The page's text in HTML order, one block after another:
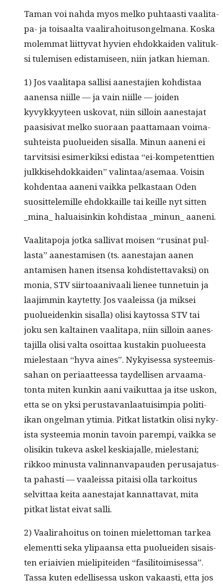
Taman voi nah­da myos melko puh­taasti vaal­i­ta­
pa- ja toisaal­ta vaali­ra­hoi­tu­songel­mana. Kos­ka
molem­mat liit­ty­vat hyvien ehdokkaiden val­i­tuk­
si tulemisen edis­tamiseen, niin jatkan hieman.
1) Jos vaal­i­ta­pa sal­lisi aanes­ta­jien kohdis­taa
aanen­sa niille — ja vain niille — joiden
kyvykkyy­teen usko­vat, niin sil­loin aanes­ta­jat
paa­si­si­vat melko suo­raan paat­ta­maan voima­
suhteista puoluei­den sisal­la. Min­un aaneni ei
tarvit­sisi esimerkik­si edis­taa “ei-kom­pe­tent­tien
julkkise­hdokkaiden” valintaa/asemaa. Voisin
kohden­taa aaneni vaik­ka pelka­s­taan Oden
suosit­telemille ehdokkaille tai keille nyt sit­ten
_mina_ halu­aisinkin kohdis­taa _minun_ aaneni.
Vaal­i­tapo­ja jot­ka sal­li­vat moi­sen “rusi­nat pul­
las­ta” aanes­tamisen (ts. aanes­ta­jan aanen
antamisen hanen itsen­sa kohdis­tet­tavak­si) on
monia, STV siir­toaani­vaali lie­nee tun­ne­tu­in ja
laa­jim­min kaytet­ty. Jos vaaleis­sa (ja mik­sei
puoluei­denkin sisal­la) olisi kay­tossa STV tai
joku sen kaltainen vaal­i­ta­pa, niin sil­loin aanes­
ta­jil­la olisi val­ta osoit­taa kus­takin puolueesta
mielestaan “hyva aines”. Nykyises­sa sys­tee­mis­
sa­han on peri­aat­teessa tay­del­lisen arvaam­a­
ton­ta miten kunkin aani vaikut­taa ja itse uskon,
etta se on yksi perus­ta­van­laa­tu­isimpia poli­ti­
ikan ongel­man ytimia. Pitkat lis­tatkin olisi nyky­
ista sys­teemia monin tavoin parem­pi, vaik­ka se
olisikin tuke­va askel keski­a­jalle, mielestani;
rikkoo minus­ta valin­nan­va­pau­den perusa­ja­tus­
ta pahasti — vaaleis­sa pitaisi olla tarkoi­tus
selvit­taa kei­ta aanes­ta­jat kan­nat­ta­vat, mita
pitkat lis­tat eivat salli.
2) Vaali­ra­hoi­tus on toinen mielet­toman tarkea
ele­ment­ti seka yli­paansa etta puoluei­den sisais­
ten eri­aivien mielip­itei­den “fasil­i­toimises­sa”.
Tas­sa kuten edel­lises­sa uskon vakaasti, etta jos